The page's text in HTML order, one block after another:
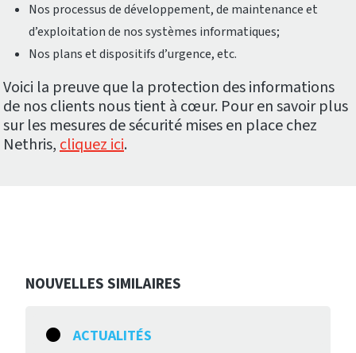
Nos processus de développement, de maintenance et
d’exploitation de nos systèmes informatiques;
Nos plans et dispositifs d’urgence, etc.
Voici la preuve que la protection des informations
de nos clients nous tient à cœur. Pour en savoir plus
sur les mesures de sécurité mises en place chez
Nethris,cliquez ici.
NOUVELLES SIMILAIRES
ACTUALITÉS